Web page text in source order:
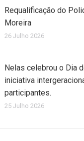
Requalificação do
Moreira
26 Julho 2026
Nelas celebrou o Dia
iniciativa
participantes.
25 Julho 2026